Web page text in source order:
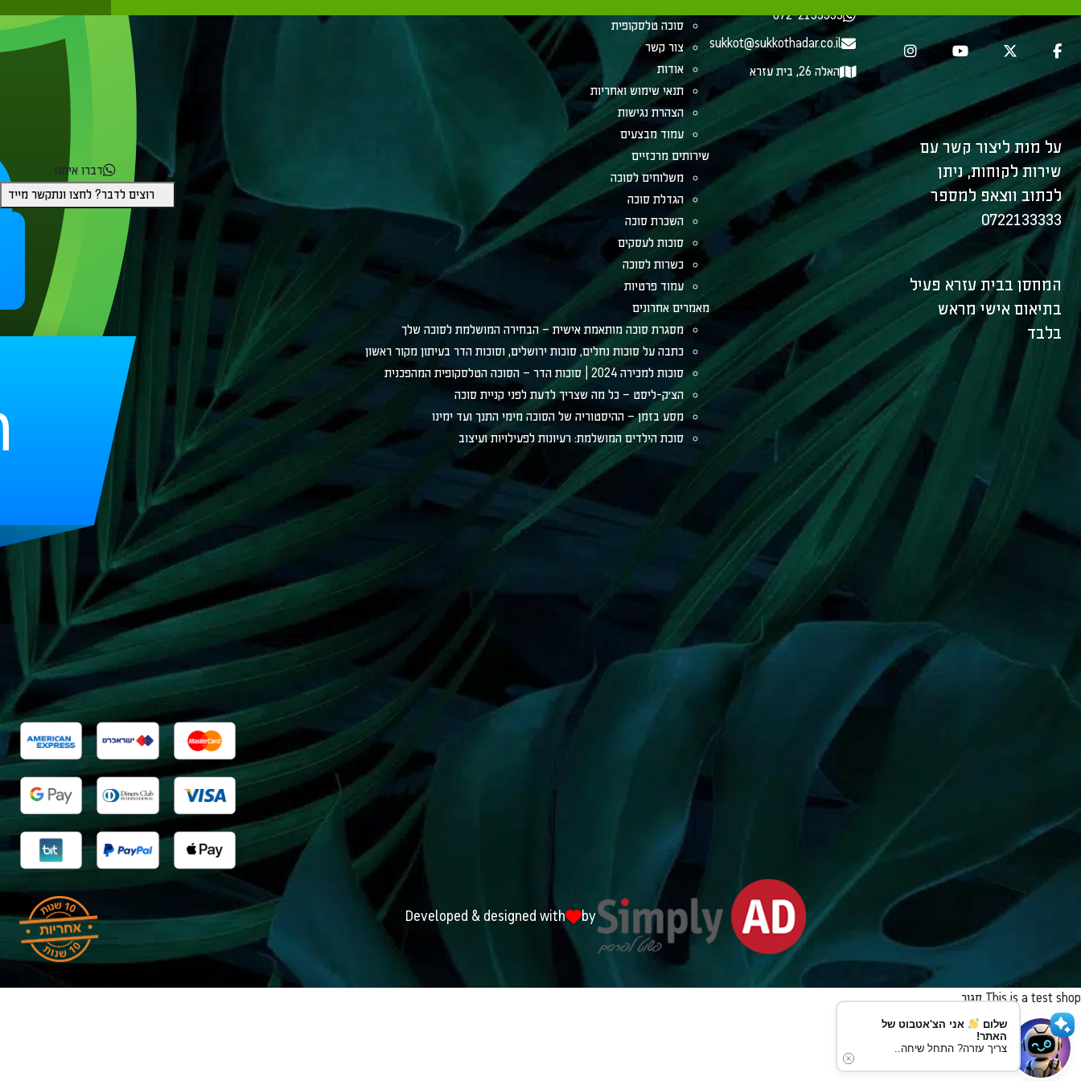
על מנת ליצור קשר עם
שירות לקוחות, ניתן
לכתוב ווצאפ למספר
0722133333
המחסן בבית עזרא פעיל
בתיאום אישי מראש
בלבד
072-2133333
sukkot@sukkothadar.co.il
האלה 26, בית עזרא
סוכה טלסקופית
צור קשר
אודות
תנאי שימוש ואחריות
הצהרת נגישות
עמוד מבצעים
שירותים מרכזיים
משלוחים לסוכה
הגדלת סוכה
השכרת סוכה
סוכות לעסקים
כשרות לסוכה
עמוד פרטיות
מאמרים אחרונים
מסגרת סוכה מותאמת אישית – הבחירה המושלמת לסוכה שלך
כתבה על סוכות נחלים, סוכות ירושלים, וסוכות הדר בעיתון מקור ראשון
סוכות למכירה 2024 | סוכות הדר – הסוכה הטלסקופית המהפכנית
הצ׳ק-ליסט – כל מה שצריך לדעת לפני קניית סוכה
מסע בזמן – ההיסטוריה של הסוכה מימי התנך ועד ימינו
סוכת הילדים המושלמת: רעיונות לפעילויות ועיצוב
Developed & designed with by
דברו איתנו
רוצים לדבר? לחצו ונתקשר מייד
This is a test shopסגור
שלום
אני הצ'אטבוט של
האתר!
צריך עזרה? התחל שיחה..